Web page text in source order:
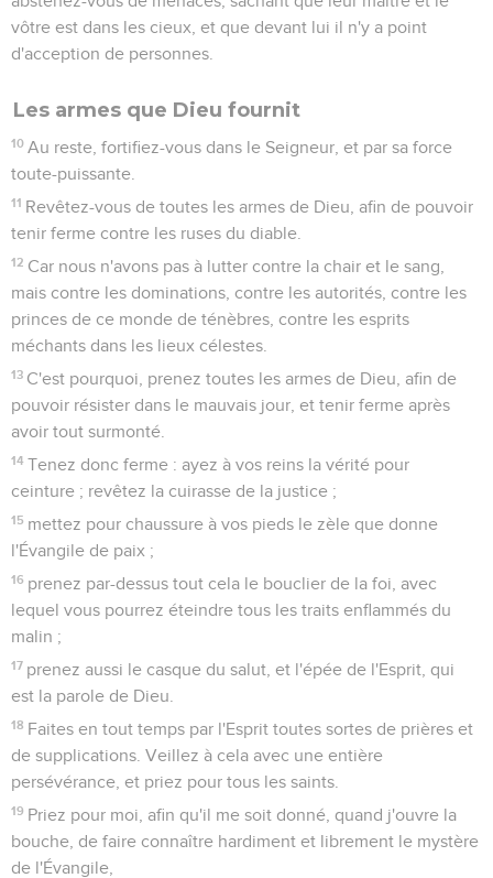
vôtre est dans les cieux, et que devant lui il n'y a point
d'acception de personnes.
Les armes que Dieu fournit
10 Au reste, fortifiez-vous dans le Seigneur, et par sa force
toute-puissante.
11 Revêtez-vous de toutes les armes de Dieu, afin de pouvoir
tenir ferme contre les ruses du diable.
12 Car nous n'avons pas à lutter contre la chair et le sang,
mais contre les dominations, contre les autorités, contre les
princes de ce monde de ténèbres, contre les esprits
méchants dans les lieux célestes.
13 C'est pourquoi, prenez toutes les armes de Dieu, afin de
pouvoir résister dans le mauvais jour, et tenir ferme après
avoir tout surmonté.
14 Tenez donc ferme : ayez à vos reins la vérité pour
ceinture ; revêtez la cuirasse de la justice ;
15 mettez pour chaussure à vos pieds le zèle que donne
l'Évangile de paix ;
16 prenez par-dessus tout cela le bouclier de la foi, avec
lequel vous pourrez éteindre tous les traits enflammés du
malin ;
17 prenez aussi le casque du salut, et l'épée de l'Esprit, qui
est la parole de Dieu.
18 Faites en tout temps par l'Esprit toutes sortes de prières et
de supplications. Veillez à cela avec une entière
persévérance, et priez pour tous les saints.
19 Priez pour moi, afin qu'il me soit donné, quand j'ouvre la
bouche, de faire connaître hardiment et librement le mystère
de l'Évangile,